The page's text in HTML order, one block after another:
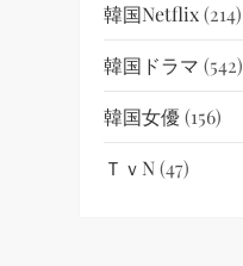
韓国netflix(214)
韓国ドラマ (542)
韓国女優(156)
ＴｖN(47)